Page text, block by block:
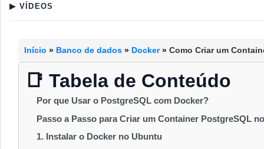
Deepfakes e Phishing Com IA: Como
Redação Tech
▶ VÍDEOS
porBlog do KDS
Início » Banco de dados » Docker» Como Criar um
📑 Tabela de Conteúdo
Por que Usar o PostgreSQL com Docker?
Passo a Passo para Criar um Container PostgreSQL
1. Instalar o Docker no Ubuntu